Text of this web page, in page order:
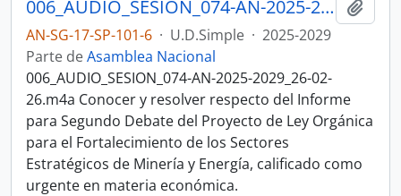
006_AUDIO_SESION_074-AN-2025-2029_26-02-26.m4a SESION DEL PLENO N 074 ASAMBLEA NACIONAL 2025-2027
AN-SG-17-SP-101-6 · U.D.Simple · 2025-2029
Parte deAsamblea Nacional
006_AUDIO_SESION_074-AN-2025-2029_26-02-
26.m4a Conocer y resolver respecto del Informe
para Segundo Debate del Proyecto de Ley Orgánica
para el Fortalecimiento de los Sectores
Estratégicos de Minería y Energía, calificado como
urgente en materia económica.